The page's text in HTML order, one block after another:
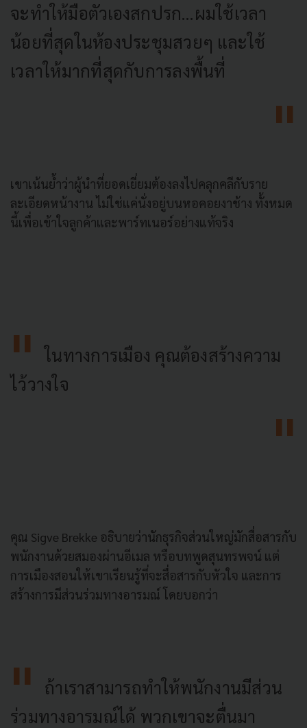
จะทำให้มือตัวเองสกปรก…ผมใช้เวลา
น้อยที่สุดในห้องประชุมสวยๆ และใช้
เวลาให้มากที่สุดกับการลงพื้นที่
เขาเน้นย้ำว่าผู้นำที่ยอดเยี่ยมต้องลงไปคลุกคลีกับราย
ละเอียดหน้างาน ไม่ใช่แค่นั่งอยู่บนหอคอยงาช้าง ทั้งหมด
นี้เพื่อเข้าใจลูกค้าและพาร์ทเนอร์อย่างแท้จริง
ในทางการเมือง คุณต้องสร้างความ
ไว้วางใจ
คุณ Sigve Brekke อธิบายว่านักธุรกิจส่วนใหญ่มักสื่อสารกับ
พนักงานด้วยสมองผ่านอีเมล หรือบทพูดสุนทรพจน์ แต่
การเมืองสอนให้เขาเรียนรู้ที่จะสื่อสารกับหัวใจ และการ
สร้างการมีส่วนร่วมทางอารมณ์ โดยบอกว่า
ถ้าเราสามารถทำให้พนักงานมีส่วน
ร่วมทางอารมณ์ได้ พวกเขาจะตื่นมา